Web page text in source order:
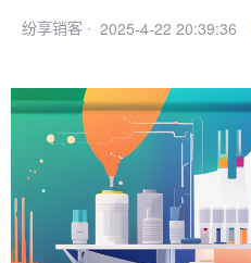
纷享销客 · 2025-4-22 20:39:36